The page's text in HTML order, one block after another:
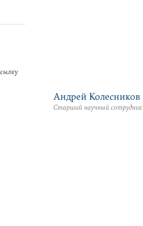
Андрей Колесников
Старший научный сотрудник